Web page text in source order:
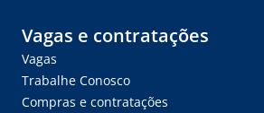
Vagas e contratações
Vagas
Trabalhe Conosco
Compras e contratações